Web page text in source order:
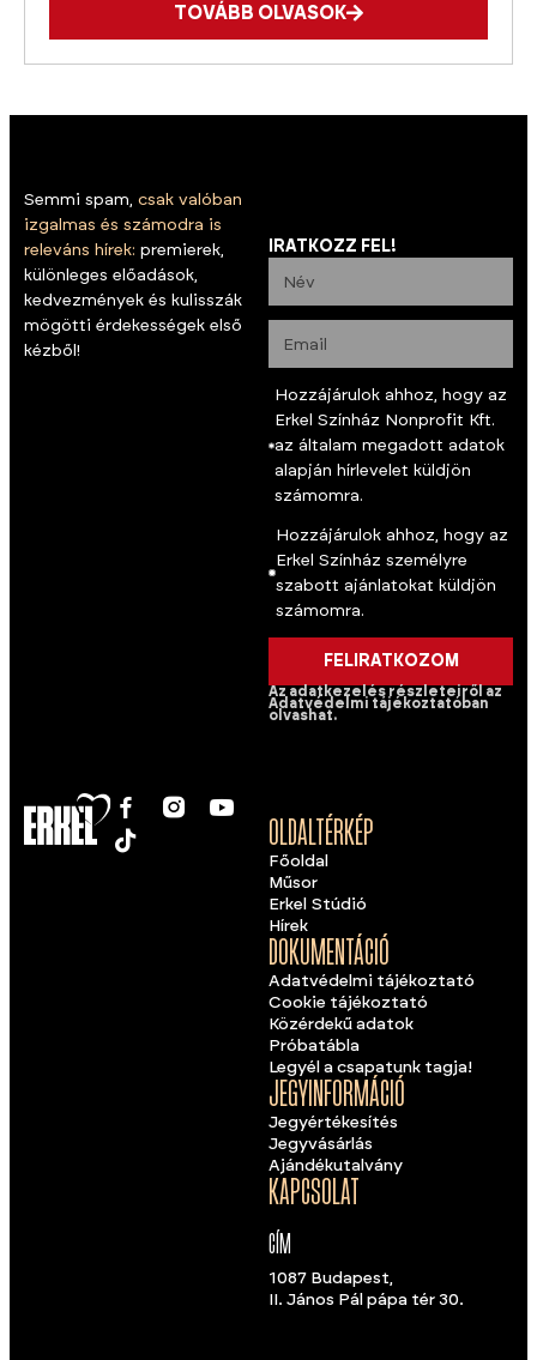
TOVÁBB OLVASOK
Semmi spam, csak valóban
izgalmas és számodra is
releváns hírek: premierek,
különleges előadások,
kedvezmények és kulisszák
mögötti érdekességek első
kézből!
IRATKOZZ FEL!
Hozzájárulok ahhoz, hogy az
Erkel Színház Nonprofit Kft.
az általam megadott adatok
alapján hírlevelet küldjön
számomra.
Hozzájárulok ahhoz, hogy az
Erkel Színház személyre
szabott ajánlatokat küldjön
számomra.
FELIRATKOZOM
Az adatkezelés részleteiről az
Adatvédelmi tájékoztatóban
olvashat.
OLDALTÉRKÉP
Főoldal
Műsor
Erkel Stúdió
Hírek
DOKUMENTÁCIÓ
Adatvédelmi tájékoztató
Cookie tájékoztató
Közérdekű adatok
Próbatábla
Legyél a csapatunk tagja!
JEGYINFORMÁCIÓ
Jegyértékesítés
Jegyvásárlás
Ajándékutalvány
KAPCSOLAT
CÍM
1087 Budapest,
II. János Pál pápa tér 30.